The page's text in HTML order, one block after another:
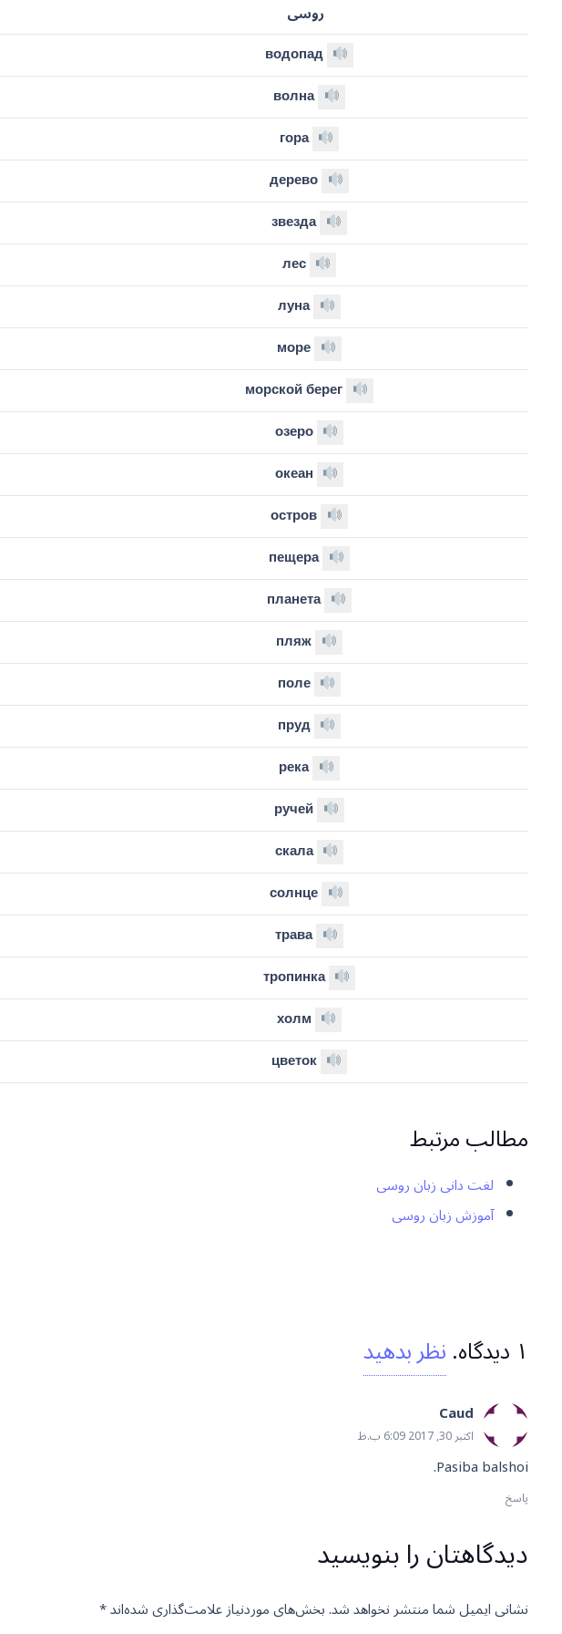
روسی
водопад
волна
гора
дерево
звезда
лес
луна
море
морской берег
озеро
океан
остров
пещера
планета
пляж
поле
пруд
река
ручей
скала
солнце
трава
тропинка
холм
цветок
مطالب مرتبط
لغت دانی زبان روسی
آموزش زبان روسی
۱ دیدگاه.نظر بدهید
Caud
اکتبر 30, 2017 6:09 ب.ظ
Pasiba balshoi.
پاسخ
دیدگاهتان را بنویسید
نشانی ایمیل شما منتشر نخواهد شد.بخش‌های موردنیاز علامت‌گذاری شده‌اند*